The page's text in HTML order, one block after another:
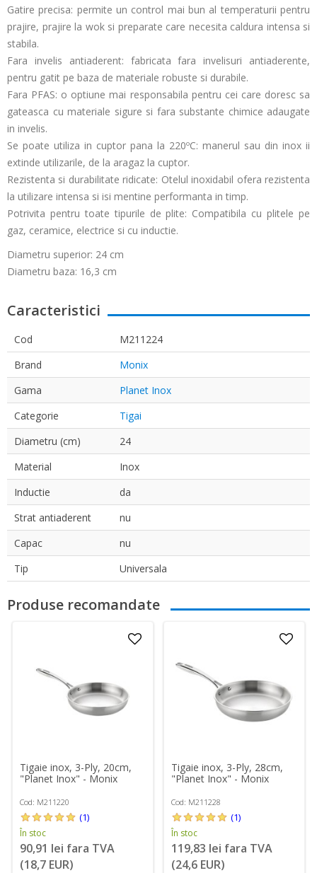
Gatire precisa: permite un control mai bun al temperaturii pentru
prajire, prajire la wok si preparate care necesita caldura intensa si
stabila.
Fara invelis antiaderent: fabricata fara invelisuri antiaderente,
pentru gatit pe baza de materiale robuste si durabile.
Fara PFAS: o optiune mai responsabila pentru cei care doresc sa
gateasca cu materiale sigure si fara substante chimice adaugate
in invelis.
Se poate utiliza in cuptor pana la 220ºC: manerul sau din inox ii
extinde utilizarile, de la aragaz la cuptor.
Rezistenta si durabilitate ridicate: Otelul inoxidabil ofera rezistenta
la utilizare intensa si isi mentine performanta in timp.
Potrivita pentru toate tipurile de plite: Compatibila cu plitele pe
gaz, ceramice, electrice si cu inductie.
Diametru superior: 24 cm
Diametru baza: 16,3 cm
Caracteristici
Cod
M211224
Brand
Monix
Gama
Planet Inox
Categorie
Tigai
Diametru (cm)
24
Material
Inox
Inductie
da
Strat antiaderent
nu
Capac
nu
Tip
Universala
Produse recomandate
Tigaie inox, 3-Ply, 20cm,
"Planet Inox" - Monix
Cod: M211220
(1)
În stoc
90,91 lei fara TVA
(18,7 EUR)
Tigaie inox, 3-Ply, 28cm,
"Planet Inox" - Monix
Cod: M211228
(1)
În stoc
119,83 lei fara TVA
(24,6 EUR)